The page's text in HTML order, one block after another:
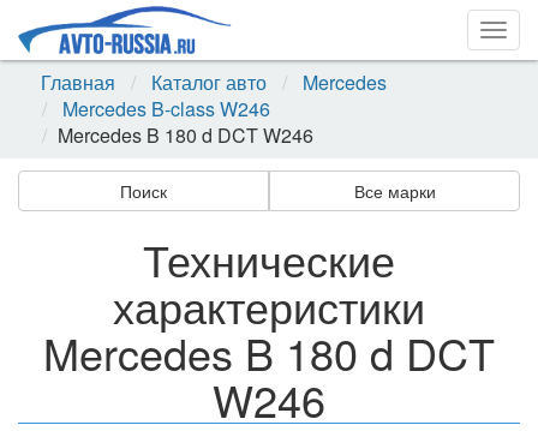
Главная
Каталог авто
Mercedes
Mercedes B-class W246
Mercedes B 180 d DCT W246
Поиск Все марки
Технические
характеристики
Mercedes B 180 d DCT
W246